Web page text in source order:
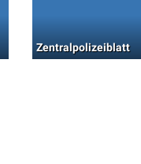
Zentralpolizeiblatt